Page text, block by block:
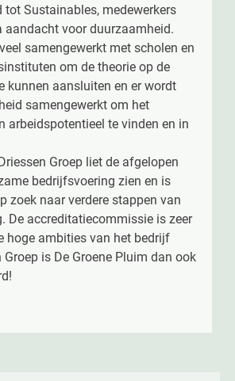
tot Sustainables, medewerkers
aandacht voor duurzaamheid.
samengewerkt met scholen en
om de theorie op de
kunnen aansluiten en er wordt
samengewerkt om het
arbeidspotentieel te vinden en in
Groep liet de afgelopen
bedrijfsvoering zien en is
zoek naar verdere stappen van
De accreditatiecommissie is zeer
hoge ambities van het bedrijf
Groep is De Groene Pluim dan ook